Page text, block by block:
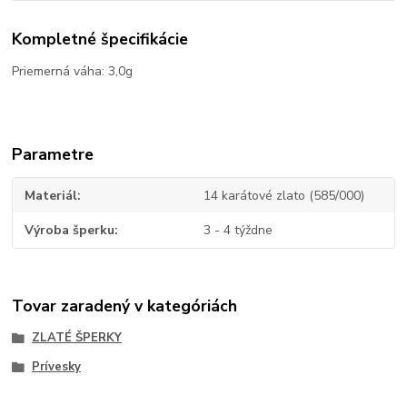
Kompletné špecifikácie
Priemerná váha: 3,0g
Parametre
Materiál 14 karátové zlato (585/000)
Výroba šperku 3 - 4 týždne
Tovar zaradený v kategóriách
ZLATÉ ŠPERKY
Prívesky